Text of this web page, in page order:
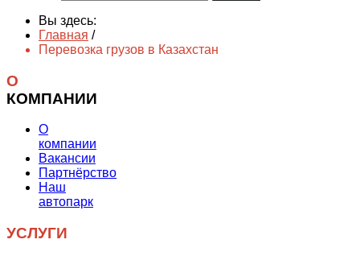
Вы здесь:
Главная /
Перевозка грузов в Казахстан
О
КОМПАНИИ
О
компании
Вакансии
Партнёрство
Наш
автопарк
УСЛУГИ